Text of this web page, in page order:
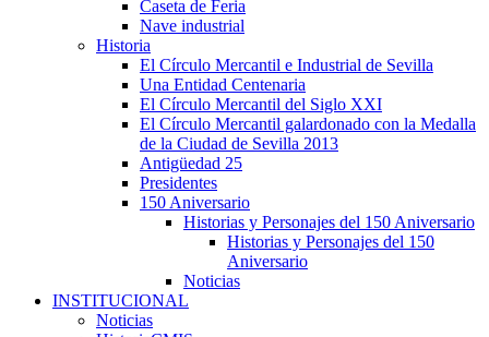
Caseta de Feria
Nave industrial
Historia
El Círculo Mercantil e Industrial de Sevilla
Una Entidad Centenaria
El Círculo Mercantil del Siglo XXI
El Círculo Mercantil galardonado con la Medalla
de la Ciudad de Sevilla 2013
Antigüedad 25
Presidentes
150 Aniversario
Historias y Personajes del 150 Aniversario
Historias y Personajes del 150
Aniversario
Noticias
INSTITUCIONAL
Noticias